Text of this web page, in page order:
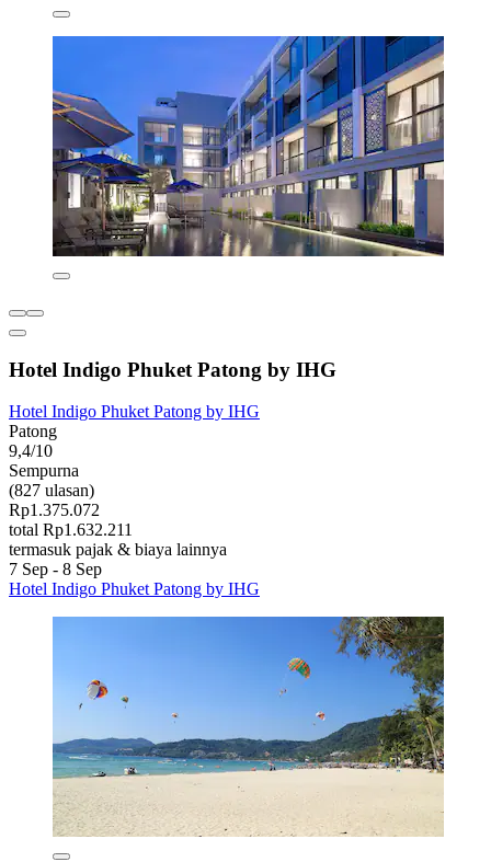
Hotel Indigo Phuket Patong by IHG
Hotel Indigo Phuket Patong by IHG
Patong
9,4/10
Sempurna
(827 ulasan)
Rp1.375.072
total Rp1.632.211
termasuk pajak & biaya lainnya
7 Sep - 8 Sep
Hotel Indigo Phuket Patong by IHG